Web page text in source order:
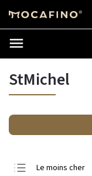
StMichel
Le moins cher